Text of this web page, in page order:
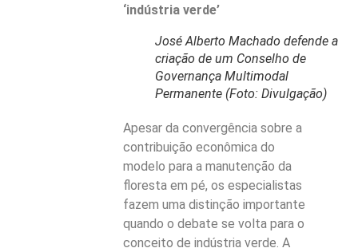
‘indústria verde’
José Alberto Machado defende a
criação de um Conselho de
Governança Multimodal
Permanente (Foto: Divulgação)
Apesar da convergência sobre a
contribuição econômica do
modelo para a manutenção da
floresta em pé, os especialistas
fazem uma distinção importante
quando o debate se volta para o
conceito de indústria verde. A